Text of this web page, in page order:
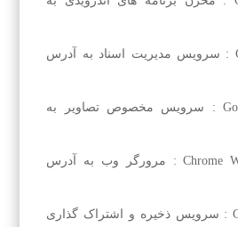
سرویس Google Docs : سرویس مدیریت اسناد به آدرس
سرویس Google Photos : سرویس مخصوص تصاویر به
سرویس Chrome Web Browser : مرورگر وب به آدرس
سرویس Google Drive : سرویس ذخیره و اشتراک گذاری